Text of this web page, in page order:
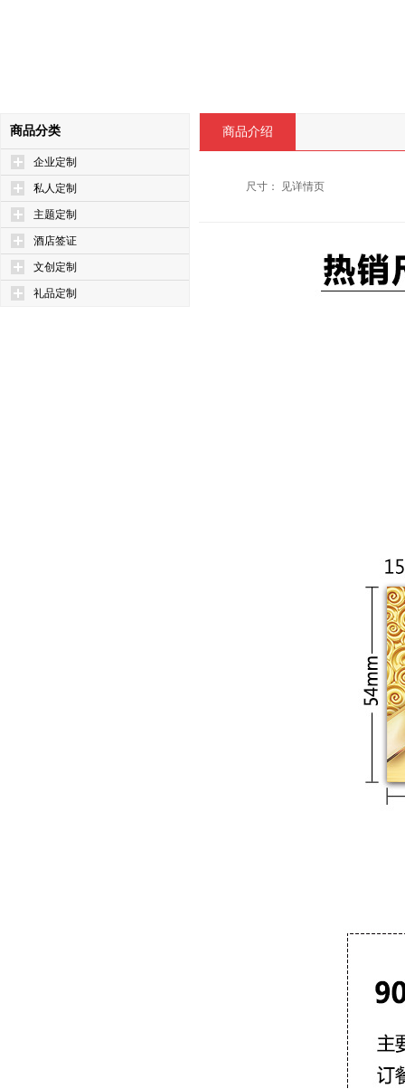
商品分类
企业定制
私人定制
主题定制
酒店签证
文创定制
礼品定制
商品介绍
尺寸： 见详情页